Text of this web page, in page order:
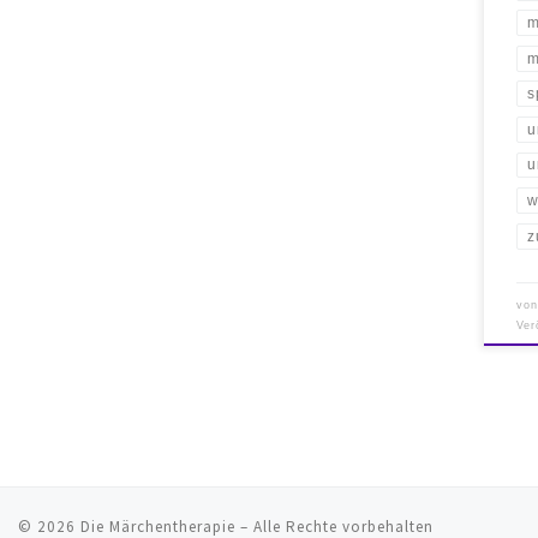
von
© 2026 Die Märchentherapie – Alle Rechte vorbehalten